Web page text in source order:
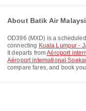
About Batik Air
OD396 (MXD) is a
connecting Kuala Lumpur -
It departs fromAéroport
Aéroport international
compare fares, and book